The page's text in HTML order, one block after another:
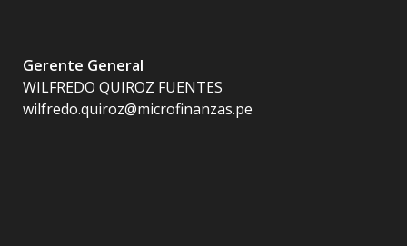
Gerente General
WILFREDO QUIROZ FUENTES
wilfredo.quiroz@microfinanzas.pe